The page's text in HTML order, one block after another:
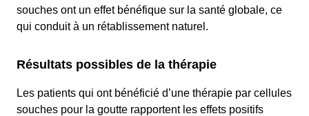
souches ont un effet bénéfique sur la santé globale, ce
qui conduit à un rétablissement naturel.
Résultats possibles de la thérapie
Les patients qui ont bénéficié d’une thérapie par cellules
souches pour la goutte rapportent les effets positifs